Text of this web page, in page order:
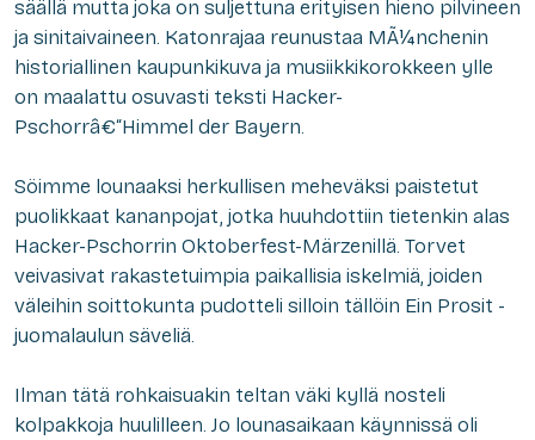
säällä mutta joka on suljettuna erityisen hieno pilvineen
ja sinitaivaineen. Katonrajaa reunustaa MÃ¼nchenin
historiallinen kaupunkikuva ja musiikkikorokkeen ylle
on maalattu osuvasti teksti Hacker-
Pschorrâ€“Himmel der Bayern.
Söimme lounaaksi herkullisen meheväksi paistetut
puolikkaat kananpojat, jotka huuhdottiin tietenkin alas
Hacker-Pschorrin Oktoberfest-Märzenillä. Torvet
veivasivat rakastetuimpia paikallisia iskelmiä, joiden
väleihin soittokunta pudotteli silloin tällöin Ein Prosit -
juomalaulun säveliä.
Ilman tätä rohkaisuakin teltan väki kyllä nosteli
kolpakkoja huulilleen. Jo lounasaikaan käynnissä oli